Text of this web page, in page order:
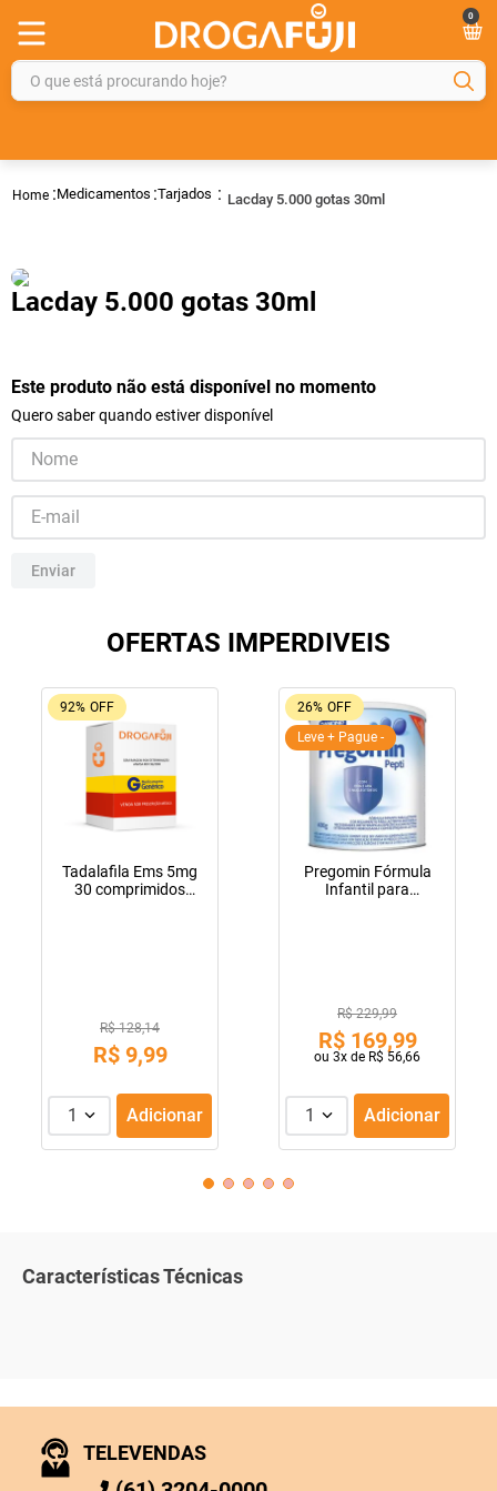
0
O que está procurando hoje?
Medicamentos Tarjados Lacday 5.000 gotas 30ml
Lacday 5.000 gotas 30ml
Este produto não está disponível no momento
Quero saber quando estiver disponível
Enviar
OFERTAS IMPERDIVEIS
92% OFF
Tadalafila Ems 5mg
30 comprimidos
R$ 128,14
R$ 9,99
1 Adicionar
26% OFF
Leve + Pague -
Pregomin Fórmula
Infantil para
R$ 229,99
R$ 169,99
ou 3x de R$ 56,66
1 Adicionar
Características Técnicas
TELEVENDAS
4º
dipirona
8º
tadalafila
9º
lola
fraldas geriátricas